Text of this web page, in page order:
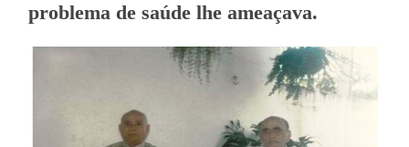
problema de saúde lhe ameaçava.